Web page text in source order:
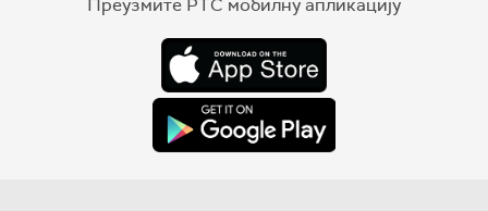
Преузмите РТС мобилну апликацију